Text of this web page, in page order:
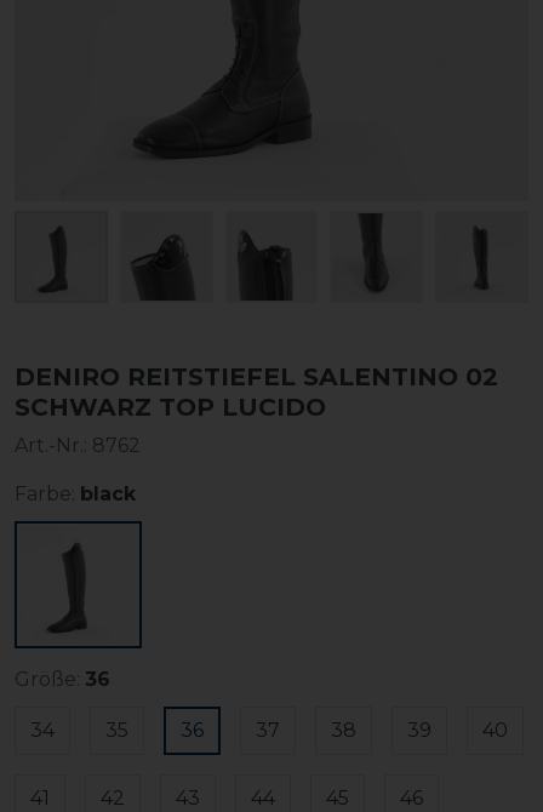
DENIRO REITSTIEFEL SALENTINO 02
SCHWARZ TOP LUCIDO
Art.-Nr.: 8762
Farbe: black
Größe: 36
34 35 36 37 38 39 40
41 42 43 44 45 46